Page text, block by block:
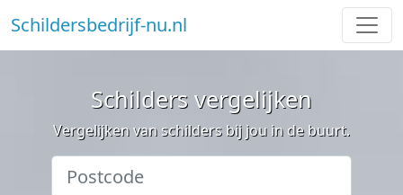
Schildersbedrijf-nu.nl
Schilders vergelijken
Vergelijken van schilders bij jou in de buurt.